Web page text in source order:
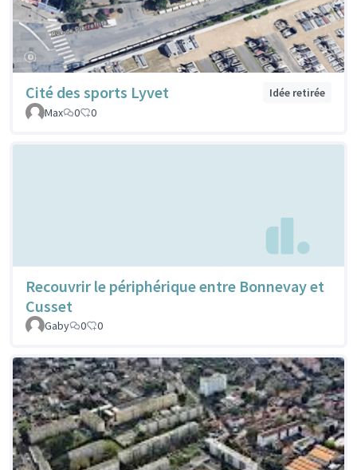
Cité des sports Lyvet
Idée retirée
Max
0 0
Recouvrir le périphérique entre Bonnevay et
Cusset
Gaby 0 0